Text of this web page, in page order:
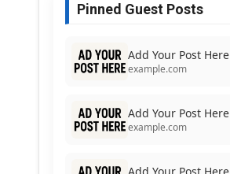
Pinned Guest Posts
Add Your Post Here
example.com
Add Your Post Here
example.com